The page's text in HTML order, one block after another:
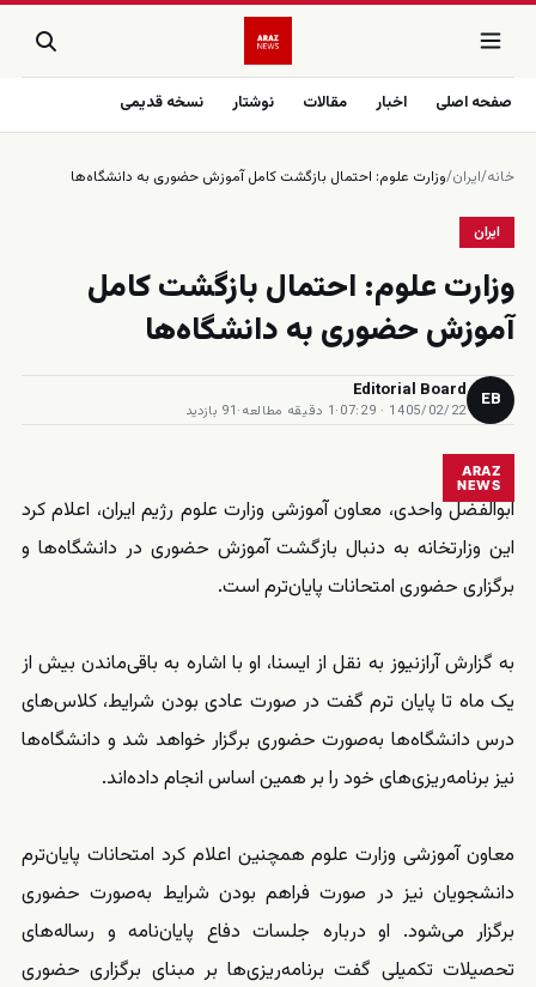
صفحه اصلی اخبار مقالات نوشتار نسخه قدیمی
خانه/ایران/وزارت علوم: احتمال بازگشت کامل آموزش حضوری به دانشگاه‌ها
ایران
وزارت علوم: احتمال بازگشت کامل
آموزش حضوری به دانشگاه‌ها
EB
Editorial Board
1405/02/22 · 07:29
·1 دقیقه مطالعه ·91 بازدید
ARAZ
NEWS
ابوالفضل واحدی، معاون آموزشی وزارت علوم رژیم ایران، اعلام کرد
این وزارتخانه به دنبال بازگشت آموزش حضوری در دانشگاه‌ها و
برگزاری حضوری امتحانات پایان‌ترم است.
به گزارش آرازنیوز به نقل از ایسنا، او با اشاره به باقی‌ماندن بیش از
یک ماه تا پایان ترم گفت در صورت عادی بودن شرایط، کلاس‌های
درس دانشگاه‌ها به‌صورت حضوری برگزار خواهد شد و دانشگاه‌ها
نیز برنامه‌ریزی‌های خود را بر همین اساس انجام داده‌اند.
معاون آموزشی وزارت علوم همچنین اعلام کرد امتحانات پایان‌ترم
دانشجویان نیز در صورت فراهم بودن شرایط به‌صورت حضوری
برگزار می‌شود. او درباره جلسات دفاع پایان‌نامه و رساله‌های
تحصیلات تکمیلی گفت برنامه‌ریزی‌ها بر مبنای برگزاری حضوری